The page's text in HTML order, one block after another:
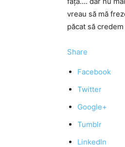
vreau să mă
păcat să
Share
Facebook
Twitter
Google+
Tumblr
LinkedIn